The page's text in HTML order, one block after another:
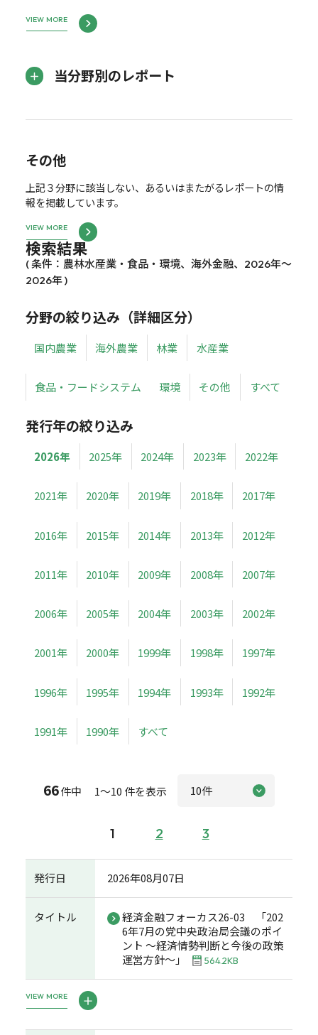
VIEW MORE
当分野別のレポート
その他
上記３分野に該当しない、あるいはまたがるレポートの情
報を掲載しています。
VIEW MORE
検索結果
( 条件：農林水産業・食品・環境、海外金融、2026年～
2026年 )
分野の絞り込み（詳細区分）
国内農業 海外農業 林業 水産業
食品・フードシステム 環境 その他 すべて
発行年の絞り込み
2026年 2025年 2024年 2023年 2022年
2021年 2020年 2019年 2018年 2017年
2016年 2015年 2014年 2013年 2012年
2011年 2010年 2009年 2008年 2007年
2006年 2005年 2004年 2003年 2002年
2001年 2000年 1999年 1998年 1997年
1996年 1995年 1994年 1993年 1992年
1991年 1990年 すべて
66件中 1～10 件を表示
1 2 3
発行日 2026年08月07日
タイトル
経済金融フォーカス26-03 「202
6年7月の党中央政治局会議のポイ
ント ～経済情勢判断と今後の政策
運営方針～」
564.2KB
VIEW MORE